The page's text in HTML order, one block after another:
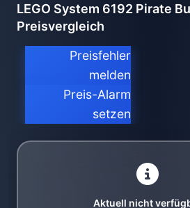
LEGO System 6192 Pirate
Preisvergleich
Preisfehler
melden
Preis-Alarm
setzen
Aktuell nicht